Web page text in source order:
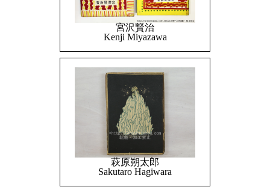
宮沢賢治
Kenji Miyazawa
萩原朔太郎
Sakutaro Hagiwara